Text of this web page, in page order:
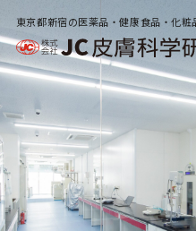
東京都新宿の医薬品・健康食品・化